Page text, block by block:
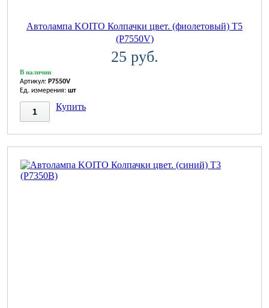
Автолампа KOITO Колпачки цвет. (фиолетовый) T5
(P7550V)
25 руб.
В наличии
Артикул: P7550V
Ед. измерения: шт
Купить